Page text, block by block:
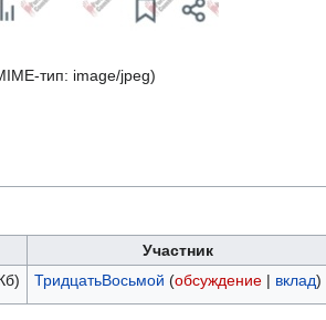
тип: image/jpeg)
Участник
ТридцатьВосьмой (обсуждение| вклад)